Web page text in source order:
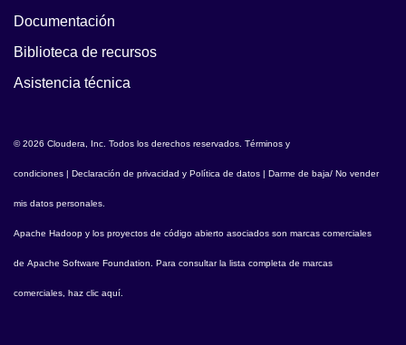
Documentación
Biblioteca de recursos
Asistencia técnica
© 2026 Cloudera, Inc. Todos los derechos reservados. Términos y
condiciones | Declaración de privacidad y Política de datos | Darme de baja/ No vender
mis datos personales
Apache Hadoop y los proyectos de código abierto asociados son marcas comerciales
de Apache Software Foundation . Para consultar la lista completa de marcas
comerciales, haz clic aquí